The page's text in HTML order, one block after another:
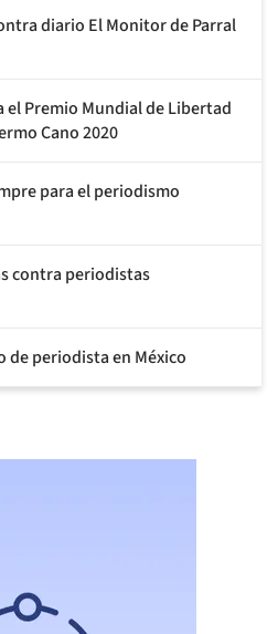
diario El Monitor de Parral
el Premio Mundial de Libertad
Cano 2020
para el periodismo
contra periodistas
de periodista en México